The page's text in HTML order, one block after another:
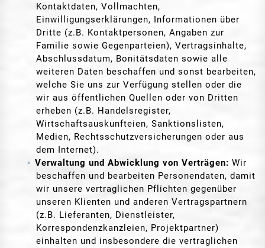
Kontaktdaten, Vollmachten,
Einwilligungserklärungen, Informationen über
Dritte (z.B. Kontaktpersonen, Angaben zur
Familie sowie Gegenparteien), Vertragsinhalte,
Abschlussdatum, Bonitätsdaten sowie alle
weiteren Daten beschaffen und sonst bearbeiten,
welche Sie uns zur Verfügung stellen oder die
wir aus öffentlichen Quellen oder von Dritten
erheben (z.B. Handelsregister,
Wirtschaftsauskunfteien, Sanktionslisten,
Medien, Rechtsschutzversicherungen oder aus
dem Internet).
Verwaltung und Abwicklung von Verträgen: Wir
beschaffen und bearbeiten Personendaten, damit
wir unsere vertraglichen Pflichten gegenüber
unseren Klienten und anderen Vertragspartnern
(z.B. Lieferanten, Dienstleister,
Korrespondenzkanzleien, Projektpartner)
einhalten und insbesondere die vertraglichen